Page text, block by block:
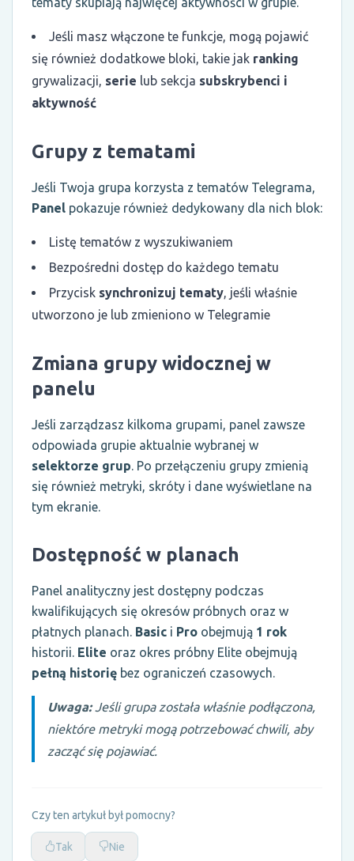
Jeśli masz włączone te funkcje, mogą pojawić
się również dodatkowe bloki, takie jak ranking
grywalizacji, serie lub sekcja subskrybenci i
aktywność
Grupy z tematami
Jeśli Twoja grupa korzysta z tematów Telegrama,
Panel pokazuje również dedykowany dla nich blok:
Listę tematów z wyszukiwaniem
Bezpośredni dostęp do każdego tematu
Przycisk synchronizuj tematy, jeśli właśnie
utworzono je lub zmieniono w Telegramie
Zmiana grupy widocznej w
panelu
Jeśli zarządzasz kilkoma grupami, panel zawsze
odpowiada grupie aktualnie wybranej w
selektorze grup. Po przełączeniu grupy zmienią
się również metryki, skróty i dane wyświetlane na
tym ekranie.
Dostępność w planach
Panel analityczny jest dostępny podczas
kwalifikujących się okresów próbnych oraz w
płatnych planach. Basic i Pro obejmują 1 rok
historii. Elite oraz okres próbny Elite obejmują
pełną historię bez ograniczeń czasowych.
Uwaga:Jeśli grupa została właśnie podłączona,
niektóre metryki mogą potrzebować chwili, aby
zacząć się pojawiać.
Czy ten artykuł był pomocny?
Tak Nie